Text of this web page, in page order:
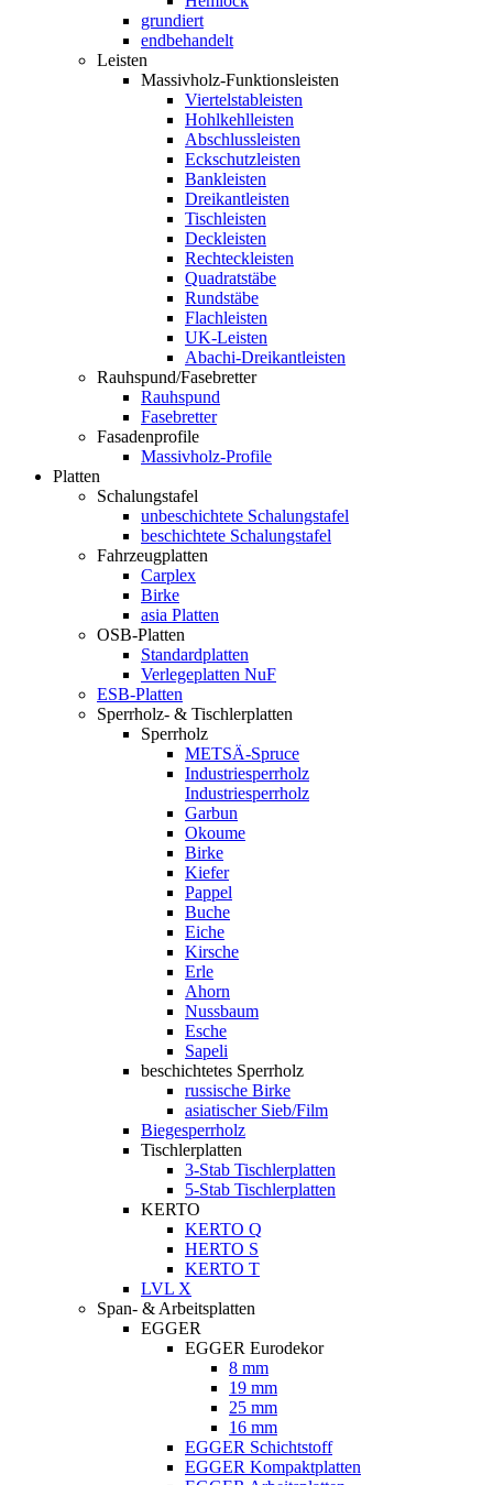
grundiert
endbehandelt
Leisten
Massivholz-Funktionsleisten
Viertelstableisten
Hohlkehlleisten
Abschlussleisten
Eckschutzleisten
Bankleisten
Dreikantleisten
Tischleisten
Deckleisten
Rechteckleisten
Quadratstäbe
Rundstäbe
Flachleisten
UK-Leisten
Abachi-Dreikantleisten
Rauhspund/Fasebretter
Rauhspund
Fasebretter
Fasadenprofile
Massivholz-Profile
Platten
Schalungstafel
unbeschichtete Schalungstafel
beschichtete Schalungstafel
Fahrzeugplatten
Carplex
Birke
asia Platten
OSB-Platten
Standardplatten
Verlegeplatten NuF
ESB-Platten
Sperrholz- & Tischlerplatten
Sperrholz
METSÄ-Spruce
Industriesperrholz
Industriesperrholz
Garbun
Okoume
Birke
Kiefer
Pappel
Buche
Eiche
Kirsche
Erle
Ahorn
Nussbaum
Esche
Sapeli
beschichtetes Sperrholz
russische Birke
asiatischer Sieb/Film
Biegesperrholz
Tischlerplatten
3-Stab Tischlerplatten
5-Stab Tischlerplatten
KERTO
KERTO Q
HERTO S
KERTO T
LVL X
Span- & Arbeitsplatten
EGGER
EGGER Eurodekor
8 mm
19 mm
25 mm
16 mm
EGGER Schichtstoff
EGGER Kompaktplatten